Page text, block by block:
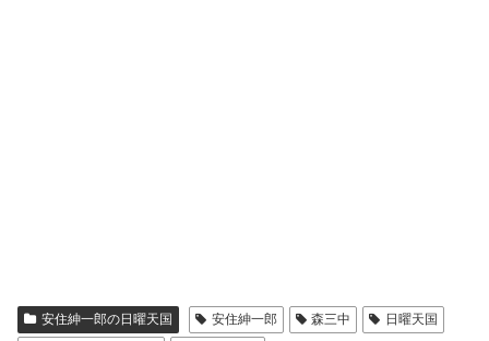
安住紳一郎の日曜天国 安住紳一郎 森三中
日曜天国